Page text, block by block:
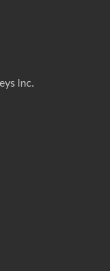
Inc.